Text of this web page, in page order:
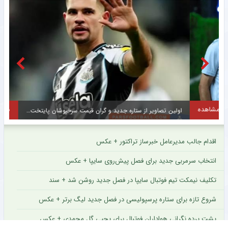
اولین تصاویر از ستاره جدید و گران قیمت سرخپوشان پایتخت + عکس مشاهده
اقدام جالب مدیرعامل خبرساز تراکتور + عکس
انتخاب سرمربی جدید برای فصل پیش‌روی سایپا + عکس
تکلیف نیمکت تیم فوتبال سایپا در فصل جدید روشن شد + سند
شروع تازه برای ستاره پرسپولیسی در فصل جدید لیگ برتر + عکس
پشت پرده نگرانی هواداران فوتبال برای یحیی گل محمدی + عکس